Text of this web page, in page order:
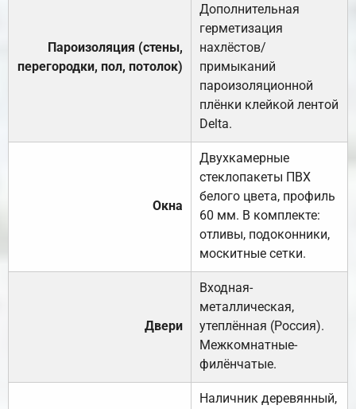
Пароизоляция (стены,
перегородки, пол, потолок)
Дополнительная
герметизация
нахлёстов/
примыканий
пароизоляционной
плёнки клейкой лентой
Delta.
Окна
Двухкамерные
стеклопакеты ПВХ
белого цвета, профиль
60 мм. В комплекте:
отливы, подоконники,
москитные сетки.
Двери
Входная-
металлическая,
утеплённая (Россия).
Межкомнатные-
филёнчатые.
Наличник деревянный,